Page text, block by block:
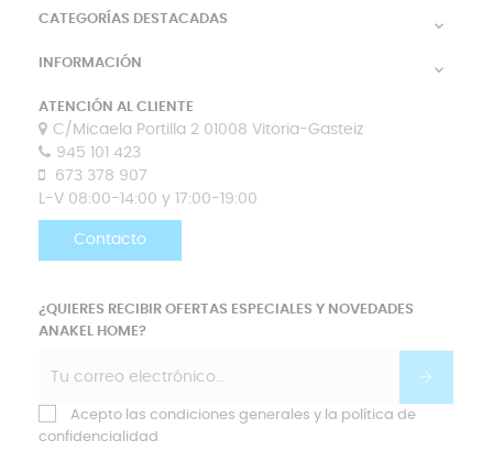
CATEGORÍAS DESTACADAS 
INFORMACIÓN 
ATENCIÓN AL CLIENTE
C/Micaela Portilla 2 01008 Vitoria-Gasteiz
945 101 423
673 378 907
L-V 08:00-14:00 y 17:00-19:00
Contacto
¿QUIERES RECIBIR OFERTAS ESPECIALES Y NOVEDADES
ANAKEL HOME?
Acepto las condiciones generales y la política de
confidencialidad